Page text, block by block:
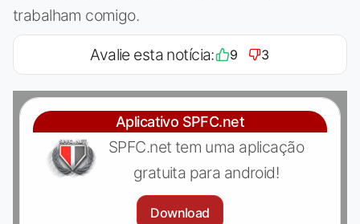
trabalham comigo.
Avalie esta notícia: 9 3
Aplicativo SPFC.net
SPFC.net tem uma aplicação
gratuita para android!
Download